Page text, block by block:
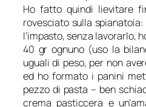
Ho fatto quindi lievitare
rovesciato sulla
l’impasto, senza lavorarlo,
40 gr ognuno (uso la
uguali di peso, per non
ed ho formato i panini
pezzo di pasta – ben
crema pasticcera e